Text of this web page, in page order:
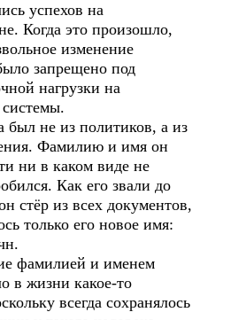
успехов на
Когда это произошло,
изменение
запрещено под
нагрузки на
был не из политиков, а из
Фамилию и имя он
ни в каком виде не
Как его звали до
стёр из всех документов,
только его новое имя:
фамилией и именем
в жизни какое-то
всегда сохранялось